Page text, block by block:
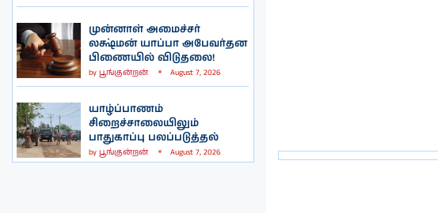
முன்னாள் அமைச்சர்
லக்ஷ்மன் யாப்பா அபேவர்தன
பிணையில் விடுதலை!
by பூங்குன்றன் August 7, 2026
யாழ்ப்பாணம்
சிறைச்சாலையிலும்
பாதுகாப்பு பலப்படுத்தல்
by பூங்குன்றன் August 7, 2026